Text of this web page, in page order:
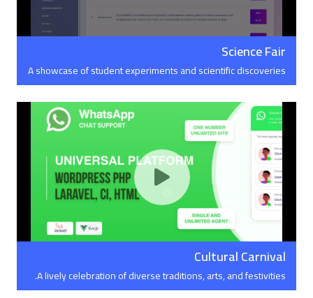
Science Fair
A showcase of student experiments and scientific discoveries
Cultural Carnival
A lively celebration of diverse traditions, arts, and festivities.